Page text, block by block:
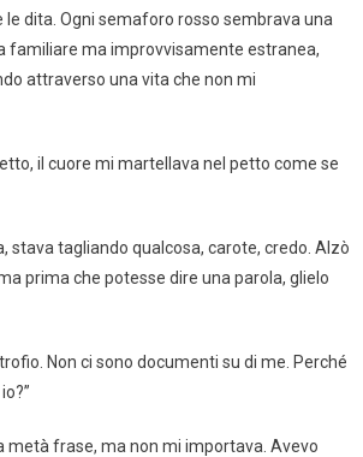
dita. Ogni semaforo rosso sembrava una
familiare ma improvvisamente estranea,
attraverso una vita che non mi
il cuore mi martellava nel petto come se
stava tagliando qualcosa, carote, credo. Alzò
prima che potesse dire una parola, glielo
Non ci sono documenti su di me. Perché
metà frase, ma non mi importava. Avevo